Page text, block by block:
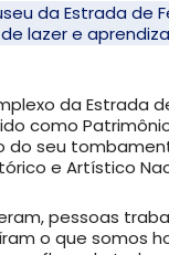
da Estrada de
lazer e
da Estrada
como
do seu
e Artístico
pessoas
o que somos